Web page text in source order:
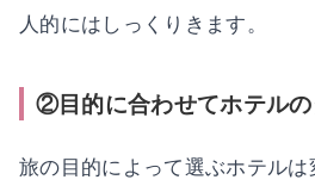
人的にはしっくりきます。
②目的に合わせてホテル
旅の目的によって選ぶホテル